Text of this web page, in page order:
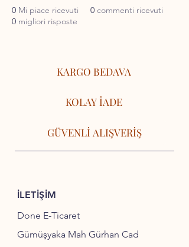
0 Mi piace ricevuti 0 commenti ricevuti
0 migliori risposte
KARGO BEDAVA
KOLAY İADE
GÜVENLİ ALIŞVERİŞ
İLETİŞİM
Done E-Ticaret
Gümüşyaka Mah Gürhan Cad